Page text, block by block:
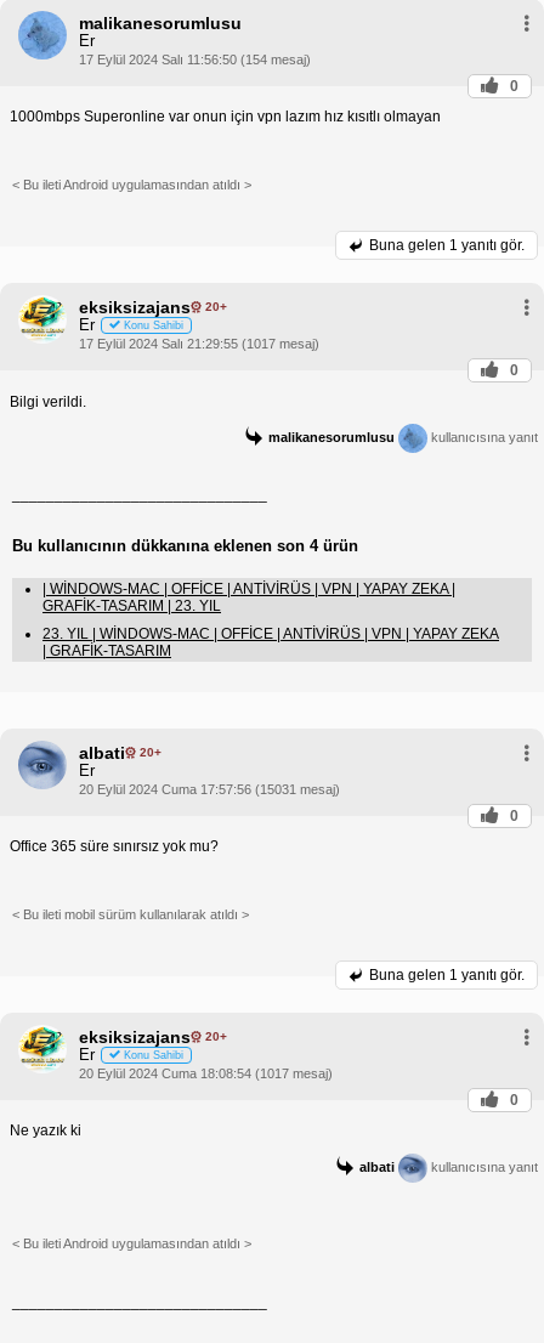
malikanesorumlusu
Er
17 Eylül 2024 Salı 11:56:50 (154 mesaj)
0
1000mbps Superonline var onun için vpn lazım hız kısıtlı olmayan
< Bu ileti Android uygulamasından atıldı >
Buna gelen 1 yanıtı gör.
eksiksizajans 20+
Er Konu Sahibi
17 Eylül 2024 Salı 21:29:55 (1017 mesaj)
0
Bilgi verildi.
malikanesorumlusu kullanıcısına yanıt
Bu kullanıcının dükkanına eklenen son 4 ürün
| WİNDOWS-MAC | OFFİCE | ANTİVİRÜS | VPN | YAPAY ZEKA |
GRAFİK-TASARIM | 23. YIL
23. YIL | WİNDOWS-MAC | OFFİCE | ANTİVİRÜS | VPN | YAPAY ZEKA
| GRAFİK-TASARIM
albati 20+
Er
20 Eylül 2024 Cuma 17:57:56 (15031 mesaj)
0
Office 365 süre sınırsız yok mu?
< Bu ileti mobil sürüm kullanılarak atıldı >
Buna gelen 1 yanıtı gör.
eksiksizajans 20+
Er Konu Sahibi
20 Eylül 2024 Cuma 18:08:54 (1017 mesaj)
0
Ne yazık ki
albati kullanıcısına yanıt
< Bu ileti Android uygulamasından atıldı >